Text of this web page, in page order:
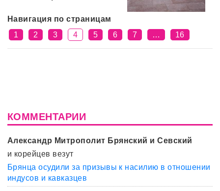
Навигация по страницам
1
2 3 4 5 6 7 … 16
КОММЕНТАРИИ
Александр Митрополит Брянский и Севский
и корейцев везут
Брянца осудили за призывы к насилию в отношении
индусов и кавказцев